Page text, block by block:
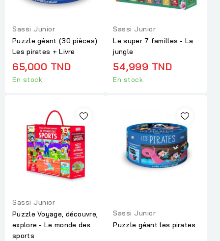
Sassi Junior
Puzzle géant (30 pièces)
Les pirates + Livre
65,000 TND
En stock
Sassi Junior
Le super 7 familles - La
jungle
54,999 TND
En stock
Sassi Junior
Puzzle Voyage, découvre,
explore - Le monde des
sports
Sassi Junior
Puzzle géant les pirates